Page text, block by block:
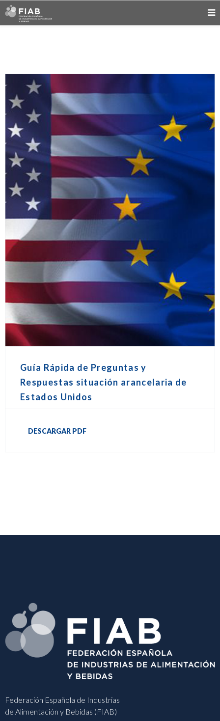
Guía Rápida de Preguntas y
Respuestas situación arancelaria de
Estados Unidos
DESCARGAR PDF
Federación Española de Industrias
de Alimentación y Bebidas (FIAB)